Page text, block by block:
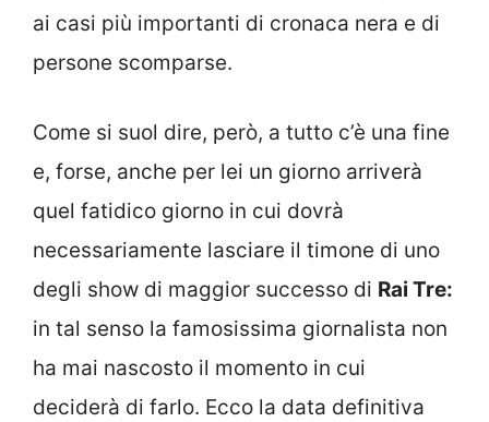
ai casi più importanti di cronaca nera e di
persone scomparse.
Come si suol dire, però, a tutto c’è una fine
e, forse, anche per lei un giorno arriverà
quel fatidico giorno in cui dovrà
necessariamente lasciare il timone di uno
degli show di maggior successo di Rai Tre:
in tal senso la famosissima giornalista non
ha mai nascosto il momento in cui
deciderà di farlo. Ecco la data definitiva